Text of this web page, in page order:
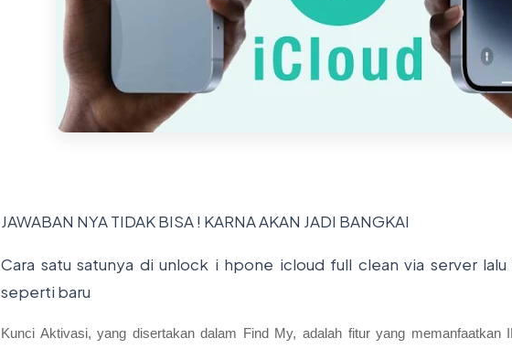
JAWABAN NYA TIDAK BISA ! KARNA AKAN JADI BANGKAI
Cara satu satunya di unlock i hpone icloud full clean via server
seperti baru
Kunci Aktivasi, yang disertakan dalam Find My, adalah fitur yang memanfaatkan